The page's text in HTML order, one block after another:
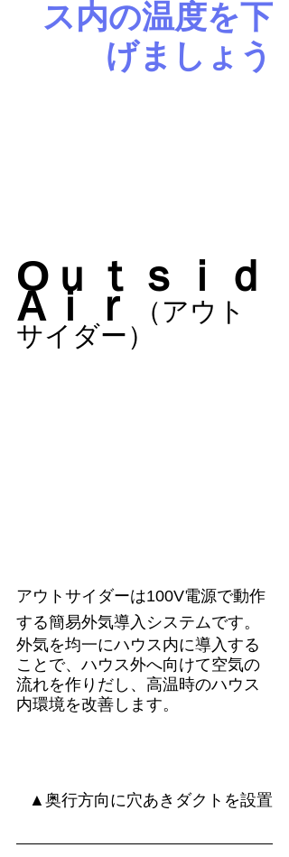
ス内の温度を下
げましょう
Oｕｔｓｉｄ
Aｉｒ
（アウト
サイダー）
アウトサイダーは100V電源で動作
する簡易外気導入システムです。
外気を均一にハウス内に導入する
ことで、ハウス外へ向けて空気の
流れを作りだし、高温時のハウス
内環境を改善します。
▲奥行方向に穴あきダクトを設置